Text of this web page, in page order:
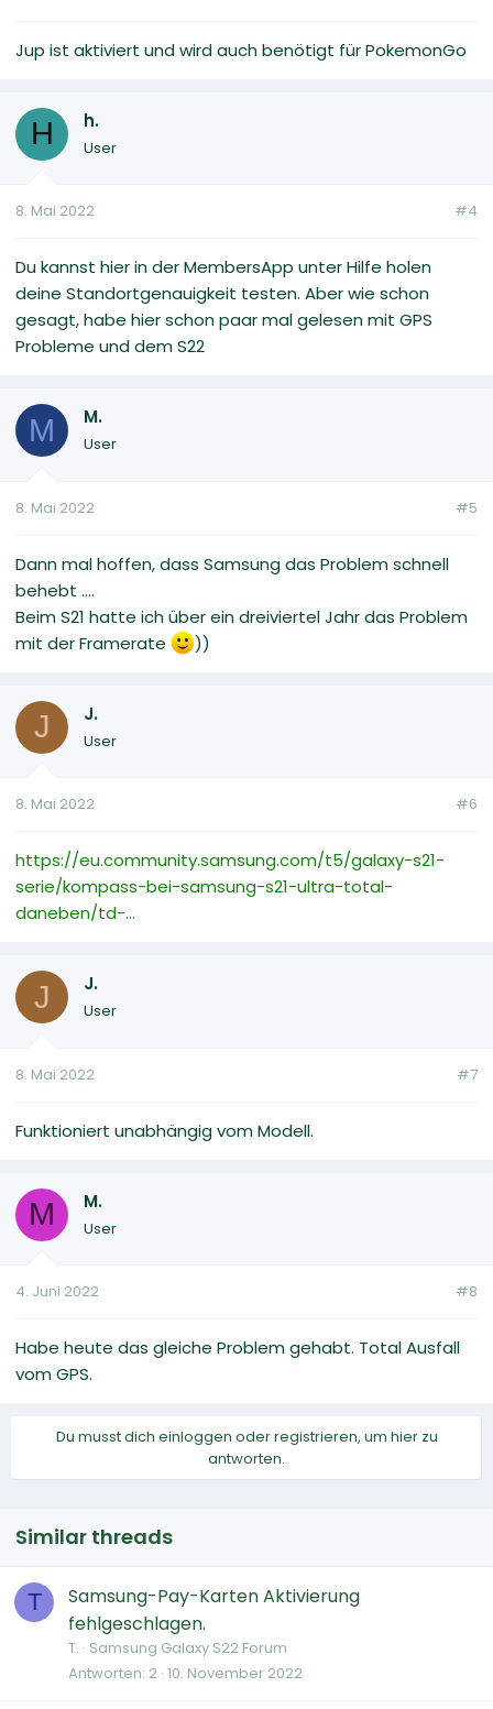
Jup ist aktiviert und wird auch benötigt für PokemonGo
H h.
User
8. Mai 2022 #4
Du kannst hier in der MembersApp unter Hilfe holen
deine Standortgenauigkeit testen. Aber wie schon
gesagt, habe hier schon paar mal gelesen mit GPS
Probleme und dem S22
M M.
User
8. Mai 2022 #5
Dann mal hoffen, dass Samsung das Problem schnell
behebt ....
Beim S21 hatte ich über ein dreiviertel Jahr das Problem
mit der Framerate
))
J J.
User
8. Mai 2022 #6
https://eu.community.samsung.com/t5/galaxy-s21-
serie/kompass-bei-samsung-s21-ultra-total-
daneben/td-...
J J.
User
8. Mai 2022 #7
Funktioniert unabhängig vom Modell.
M M.
User
4. Juni 2022 #8
Habe heute das gleiche Problem gehabt. Total Ausfall
vom GPS.
Du musst dich einloggen oder registrieren, um hier zu
antworten.
Similar threads
T
Samsung-Pay-Karten Aktivierung
fehlgeschlagen.
T. Samsung Galaxy S22 Forum
Antworten 2 10. November 2022